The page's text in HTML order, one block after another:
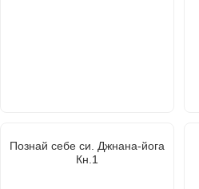
Познай себе си. Джнана-йога
Кн.1